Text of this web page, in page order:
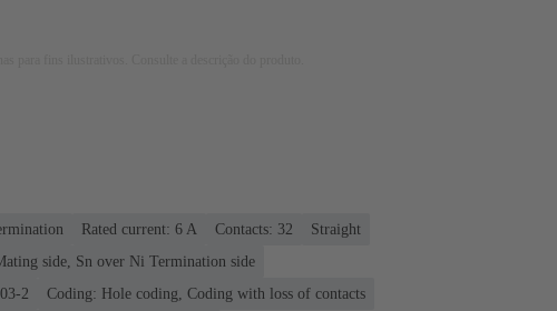
Rated current: ‌6 A Contacts: 32
Straight
side, Sn over Ni Termination side
2
Coding: Hole coding, Coding with loss of contacts